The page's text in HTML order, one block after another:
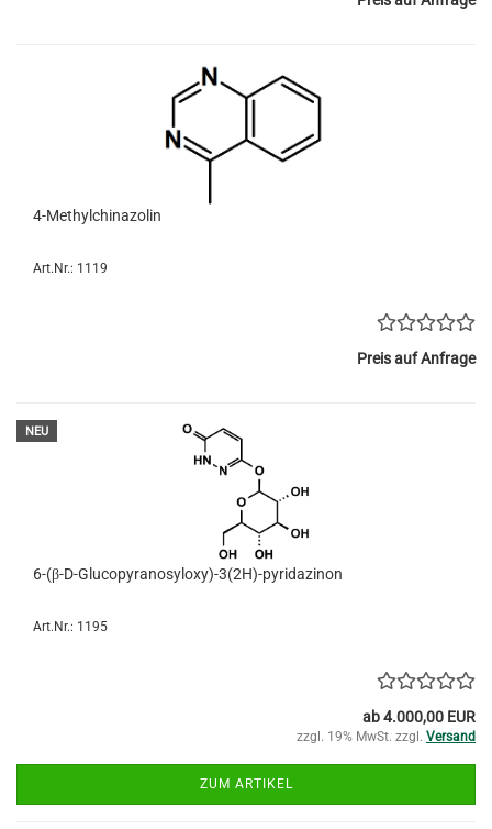
4-Methylchinazolin
Art.Nr.: 1119
Preis auf Anfrage
NEU
6-(β-D-Glucopyranosyloxy)-3(2H)-pyridazinon
Art.Nr.: 1195
ab 4.000,00 EUR
zzgl. 19% MwSt. zzgl. Versand
ZUM ARTIKEL